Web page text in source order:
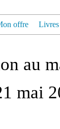
offre Livres
au
mai